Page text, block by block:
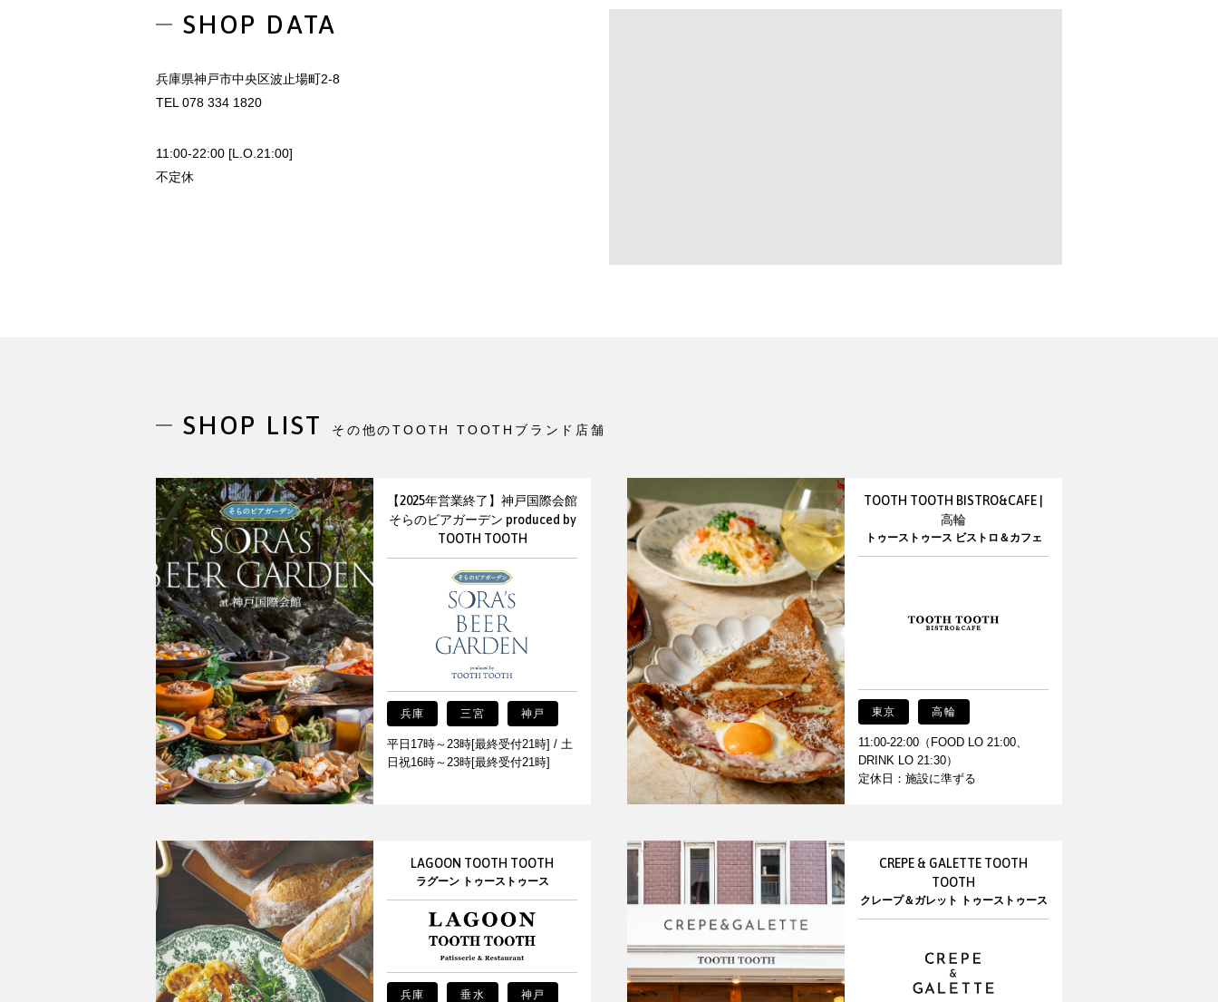
SHOP DATA
兵庫県神戸市中央区波止場町2-8
TEL 078 334 1820
11:00-22:00 [L.O.21:00]
不定休
SHOP LIST その他のTOOTH TOOTHブランド店舗
【2025年営業終了】神戸国際会館
そらのビアガーデン produced by
TOOTH TOOTH
兵庫 三宮 神戸
平日17時～23時[最終受付21時] / 土
日祝16時～23時[最終受付21時]
TOOTH TOOTH BISTRO&CAFE |
高輪
トゥーストゥース ビストロ＆カフェ
東京 高輪
11:00-22:00（FOOD LO 21:00、
DRINK LO 21:30）
定休日：施設に準ずる
LAGOON TOOTH TOOTH
ラグーン トゥーストゥース
兵庫 垂水 神戸
CREPE & GALETTE TOOTH
TOOTH
クレープ＆ガレット トゥーストゥース